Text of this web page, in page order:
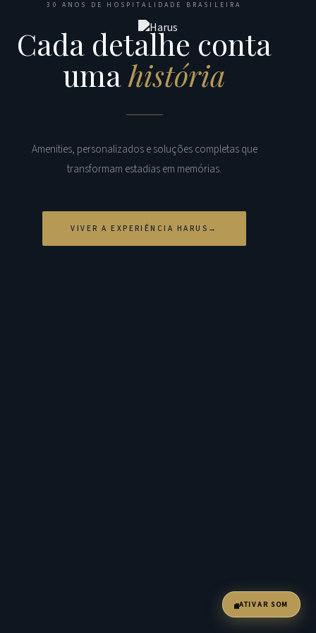
30 ANOS DE HOSPITALIDADE BRASILEIRA
Cada detalhe conta
umahistória
Amenities, personalizados e soluções completas que
transformam estadias em memórias.
VIVER A EXPERIÊNCIA HARUS
ATIVAR SOM